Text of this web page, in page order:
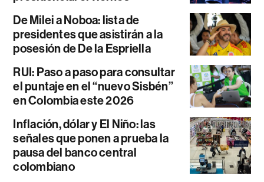
De Milei a Noboa: lista de
presidentes que asistirán a la
posesión de De la Espriella
RUI: Paso a paso para consultar
el puntaje en el “nuevo Sisbén”
en Colombia este 2026
Inflación, dólar y El Niño: las
señales que ponen a prueba la
pausa del banco central
colombiano